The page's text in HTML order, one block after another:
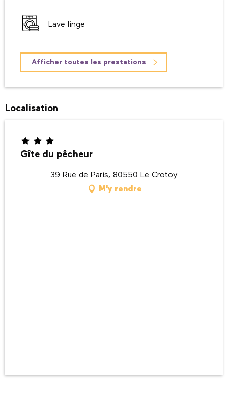
Lave linge
Afficher toutes les prestations
Localisation
Gîte du pêcheur
39 Rue de Paris, 80550 Le Crotoy
M'y rendre